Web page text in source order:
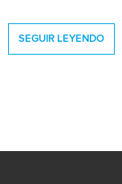
SEGUIR LEYENDO